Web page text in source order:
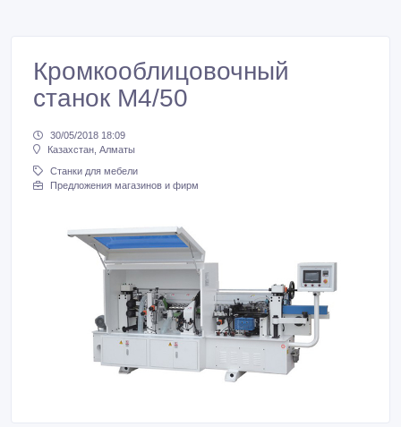
Кромкооблицовочный
станок M4/50
30/05/2018 18:09
Казахстан, Алматы
Станки для мебели
Предложения магазинов и фирм